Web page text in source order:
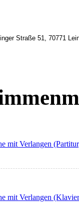
Straße 51, 70771
mit Verlangen
mit Verlangen